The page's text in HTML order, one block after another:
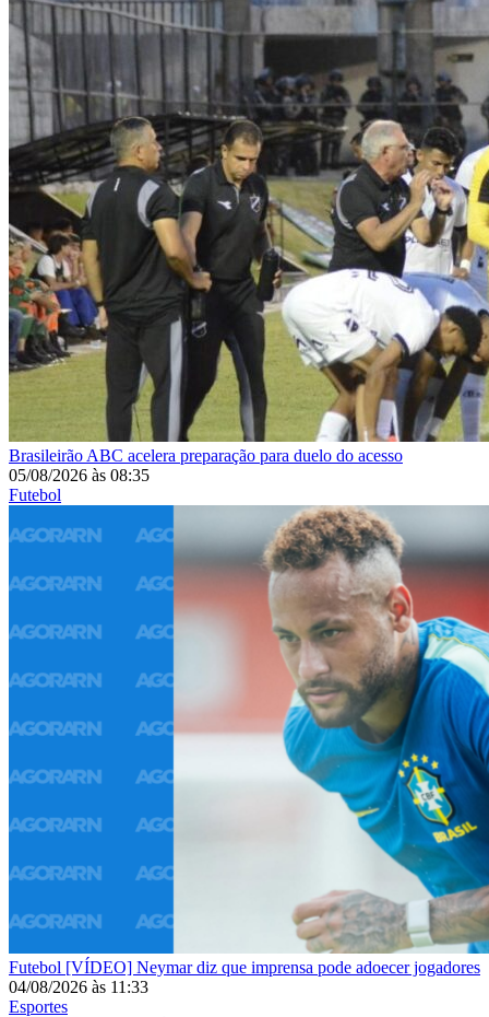
Brasileirão ABC acelera preparação para duelo do acesso
05/08/2026 às 08:35
Futebol
Futebol [VÍDEO] Neymar diz que imprensa pode adoecer jogadores
04/08/2026 às 11:33
Esportes